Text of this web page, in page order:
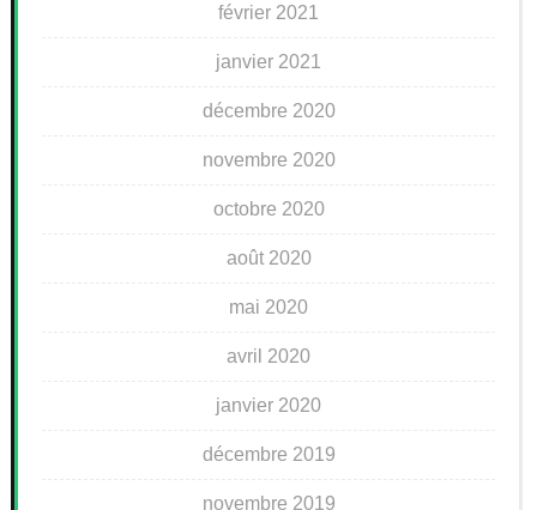
février 2021
janvier 2021
décembre 2020
novembre 2020
octobre 2020
août 2020
mai 2020
avril 2020
janvier 2020
décembre 2019
novembre 2019